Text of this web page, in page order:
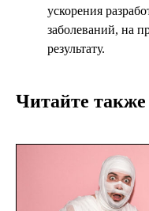
ускорения
заболеваний, на
результату.
Читайте также